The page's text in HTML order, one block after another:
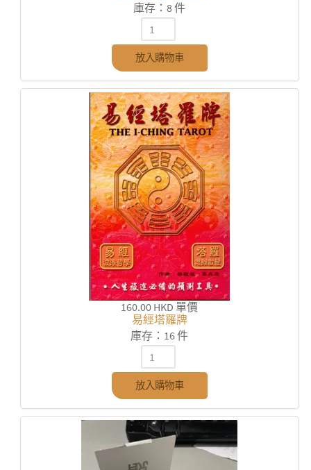
庫存：8 件
放入購物車
160.00 HKD 單價
易經塔羅牌
庫存：16 件
放入購物車